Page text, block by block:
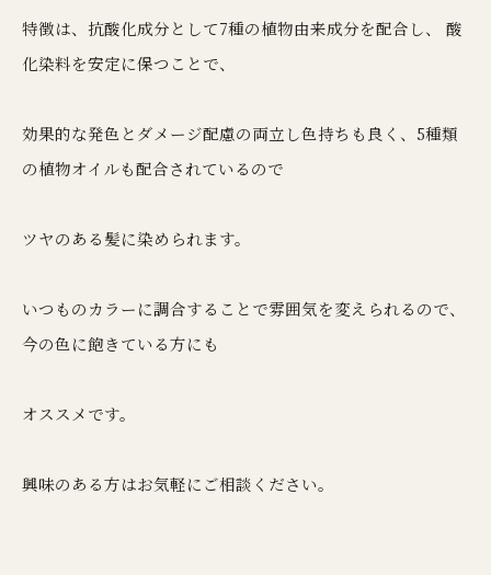
特徴は、抗酸化成分として7種の植物由来成分を配合し、 酸
化染料を安定に保つことで、
効果的な発色とダメージ配慮の両立し色持ちも良く、5種類
の植物オイルも配合されているので
ツヤのある髪に染められます。
いつものカラーに調合することで雰囲気を変えられるので、
今の色に飽きている方にも
オススメです。
興味のある方はお気軽にご相談ください。